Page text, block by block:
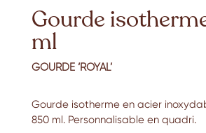
Gourde
ml
GOURDE ‘ROYAL’
Gourde isotherme en acier
850 ml. Personnalisable en quadri.